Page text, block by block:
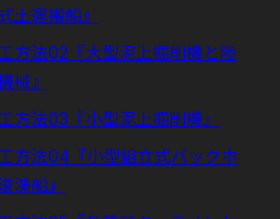
土運搬船』
方法02『大型泥上掘削機と陸
械』
方法03『小型泥上掘削機』
方法04『小型組立式バックホ
渫船』